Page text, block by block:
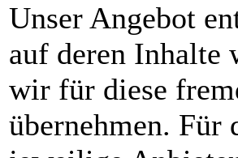
Unser Angebot
auf deren Inhalte
wir für diese
übernehmen. Für